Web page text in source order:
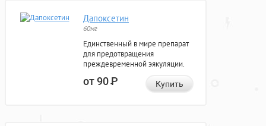
Дапоксетин
60мг
Единственный в мире препарат
для предотвращения
преждевременной эякуляции.
от 90Р Купить